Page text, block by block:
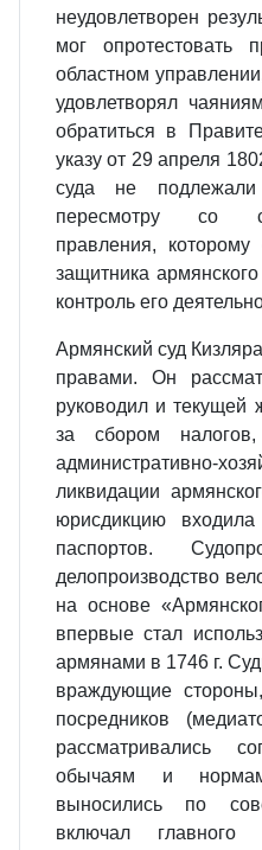
неудовлетворен
мог опротестовать
областном
удовлетворял
обратиться в
указу от 29 апреля
суда не подлежали
пересмотру со
правления,
защитника
контроль его
Армянский суд
правами. Он
руководил и
за сбором
административно-
ликвидации
юрисдикцию
паспортов.
делопроизводство
на основе
впервые стал
армянами в 1746 г.
враждующие
посредников
рассматривались
обычаям и
выносились по
включал